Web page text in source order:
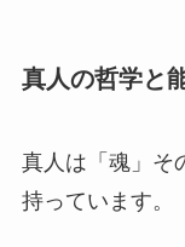
真人の哲学と
真人は「魂」そ
持っています。